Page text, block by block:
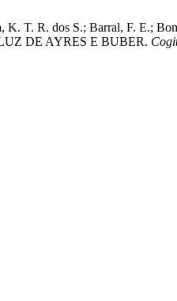
K. T. R. dos S.; Barral, F. E.;
DE AYRES E BUBER.